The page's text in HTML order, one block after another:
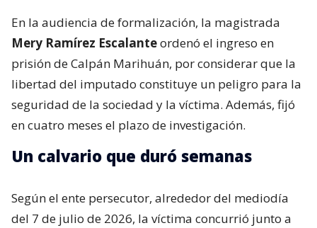
En la audiencia de formalización, la magistrada
Mery Ramírez Escalanteordenó el ingreso en
prisión de Calpán Marihuán, por considerar que la
libertad del imputado constituye un peligro para la
seguridad de la sociedad y la víctima. Además, fijó
en cuatro meses el plazo de investigación.
Un calvario que duró semanas
Según el ente persecutor, alrededor del mediodía
del 7 de julio de 2026, la víctima concurrió junto a